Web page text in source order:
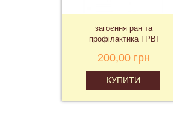
загоєння ран та
профілактика ГРВІ
200,00 грн
КУПИТИ